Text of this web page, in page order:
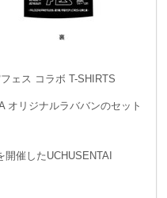
ェス コラボ T-SHIRTS
オリジナルラババンのセット
開催したUCHUSENTAI